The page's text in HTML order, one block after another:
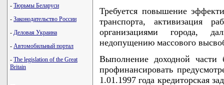
- Тюрьмы Беларуси
- Законодательство России
- Деловая Украина
- Автомобильный портал
- The legislation of the Great
Britain
Требуется повышение
транспорта, активизация
организациями города,
недопущению массового
Выполнение доходной
профинансировать
1.01.1997 года кредиторская